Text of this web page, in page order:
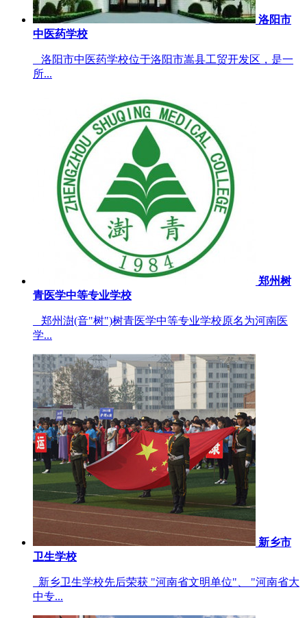
洛阳市
中医药学校
洛阳市中医药学校位于洛阳市嵩县工贸开发区，是一
所...
郑州树
青医学中等专业学校
郑州澍(音"树")树青医学中等专业学校原名为河南医
学...
新乡市
卫生学校
新乡卫生学校先后荣获 "河南省文明单位"、 "河南省大
中专...